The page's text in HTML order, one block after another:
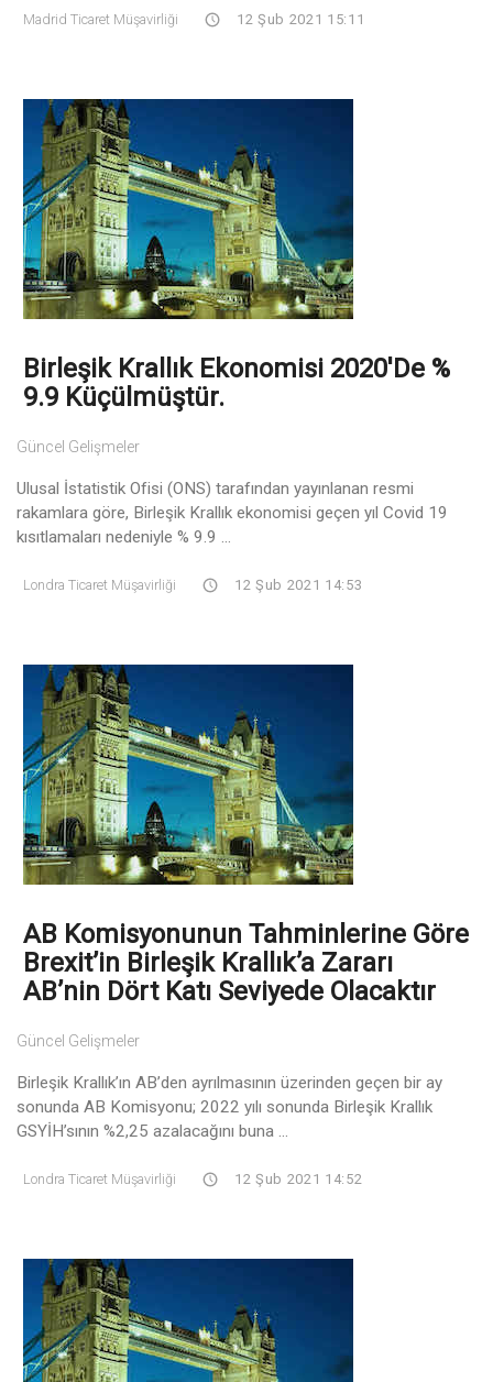
Madrid Ticaret Müşavirliği 12 Şub 2021 15:11
Birleşik Krallık Ekonomisi 2020'de %
9.9 Küçülmüştür.
Güncel Gelişmeler
Ulusal İstatistik Ofisi (ONS) tarafından yayınlanan resmi
rakamlara göre, Birleşik Krallık ekonomisi geçen yıl Covid 19
kısıtlamaları nedeniyle % 9.9 ...
Londra Ticaret Müşavirliği 12 Şub 2021 14:53
AB Komisyonunun Tahminlerine Göre
Brexit’in Birleşik Krallık’a Zararı
AB’nin Dört Katı Seviyede Olacaktır
Güncel Gelişmeler
Birleşik Krallık’ın AB’den ayrılmasının üzerinden geçen bir ay
sonunda AB Komisyonu; 2022 yılı sonunda Birleşik Krallık
GSYİH’sının %2,25 azalacağını buna ...
Londra Ticaret Müşavirliği 12 Şub 2021 14:52